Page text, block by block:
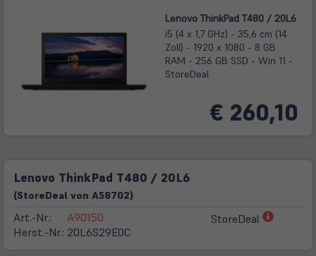
Lenovo ThinkPad T480 / 20L6
i5 (4 x 1,7 GHz) - 35,6 cm (14
Zoll) - 1920 x 1080 - 8 GB
RAM - 256 GB SSD - Win 11 -
StoreDeal
€ 260,10
Lenovo ThinkPad T480 / 20L6
(StoreDeal von A58702)
Art.-Nr.:
Herst.-Nr.:
A90150
20L6S29E0C
StoreDeal
(öffnet